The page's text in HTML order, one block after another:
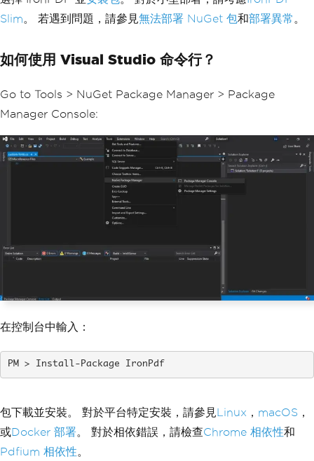
Slim。 若遇到問題，請參見無法部署 NuGet 包和部署異常 。
如何使用 Visual Studio 命令行？
Go to Tools > NuGet Package Manager > Package
Manager Console:
在控制台中輸入：
Install-Package IronPdf
包下載並安裝。 對於平台特定安裝，請參見Linux ， macOS ，
或Docker 部署。 對於相依錯誤，請檢查Chrome 相依性和
Pdfium 相依性。